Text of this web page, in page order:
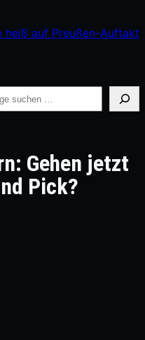
heiß auf Preußen-Auftakt
Gehen jetzt
Pick?